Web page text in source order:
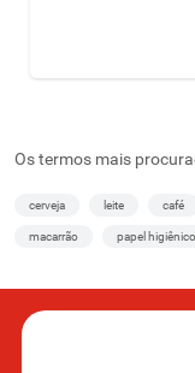
Os termos mais
cerveja leite café
macarrão papel higiênico